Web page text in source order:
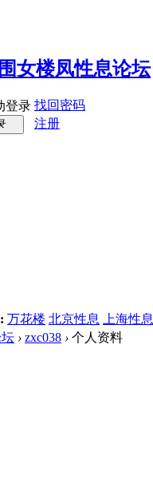
登录 找回密码
注册
万花楼 北京性息 上海性息
› zxc038 › 个人资料